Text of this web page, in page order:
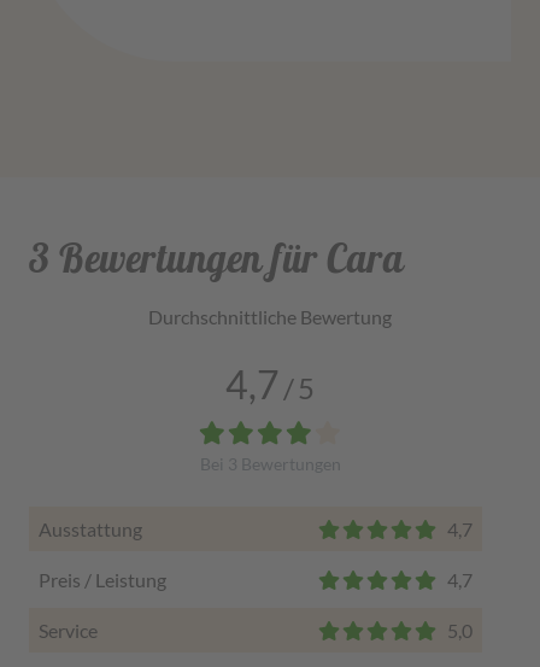
3 Bewertungen für Cara
Durchschnittliche Bewertung
4,7 /5
Bei 3 Bewertungen
Ausstattung 4,7
Preis / Leistung 4,7
Service 5,0